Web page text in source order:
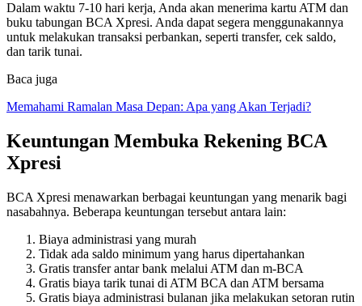
Dalam waktu 7-10 hari kerja, Anda akan menerima kartu ATM dan
buku tabungan BCA Xpresi. Anda dapat segera menggunakannya
untuk melakukan transaksi perbankan, seperti transfer, cek saldo,
dan tarik tunai.
Baca juga
Memahami Ramalan Masa Depan: Apa yang Akan Terjadi?
Keuntungan Membuka Rekening BCA
Xpresi
BCA Xpresi menawarkan berbagai keuntungan yang menarik bagi
nasabahnya. Beberapa keuntungan tersebut antara lain:
Biaya administrasi yang murah
Tidak ada saldo minimum yang harus dipertahankan
Gratis transfer antar bank melalui ATM dan m-BCA
Gratis biaya tarik tunai di ATM BCA dan ATM bersama
Gratis biaya administrasi bulanan jika melakukan setoran rutin